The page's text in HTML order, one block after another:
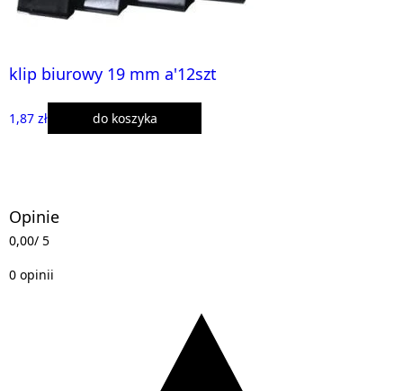
klip biurowy 19 mm a'12szt
1,87 zł do koszyka
Opinie
0,00/ 5
0 opinii